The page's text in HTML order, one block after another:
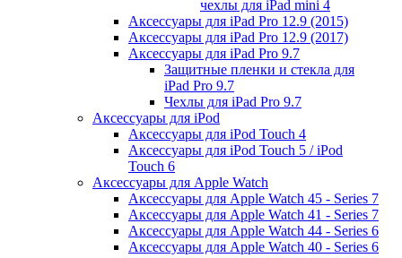
чехлы для iPad mini 4
Аксессуары для iPad Pro 12.9 (2015)
Аксессуары для iPad Pro 12.9 (2017)
Аксессуары для iPad Pro 9.7
Защитные пленки и стекла для
iPad Pro 9.7
Чехлы для iPad Pro 9.7
Аксессуары для iPod
Аксессуары для iPod Touch 4
Аксессуары для iPod Touch 5 / iPod
Touch 6
Аксессуары для Apple Watch
Аксессуары для Apple Watch 45 - Series 7
Аксессуары для Apple Watch 41 - Series 7
Аксессуары для Apple Watch 44 - Series 6
Аксессуары для Apple Watch 40 - Series 6